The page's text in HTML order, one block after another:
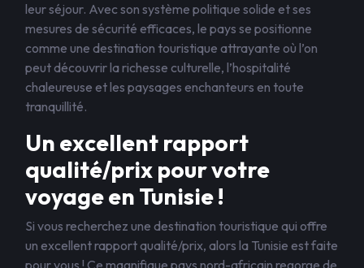
leur séjour. Avec son système politique solide et ses
mesures de sécurité efficaces, le pays se positionne
comme une destination touristique attrayante où l’on
peut découvrir la richesse culturelle, l’hospitalité
chaleureuse et les paysages enchanteurs en toute
tranquillité.
Un excellent rapport
qualité/prix pour votre
voyage en Tunisie !
Si vous recherchez une destination touristique qui offre
un excellent rapport qualité/prix, alors la Tunisie est faite
pour vous ! Ce magnifique pays nord-africain regorge de